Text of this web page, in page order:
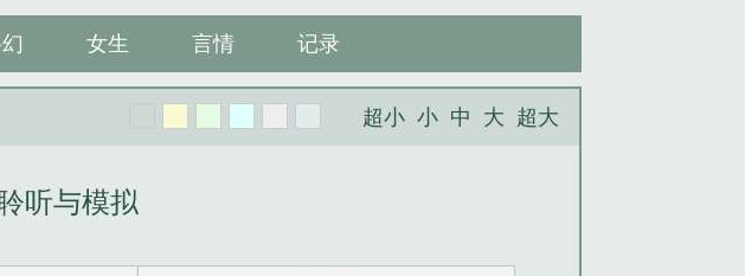
女生 言情 记录
超小 小 中 大 超大
听与模拟